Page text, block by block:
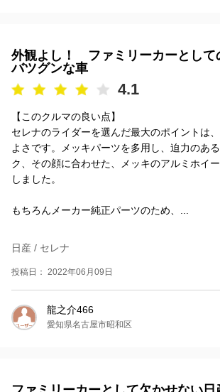
外観よし！ ファミリーカーとして
バツグンな車
4.1
【このクルマの良い点】
セレナのライダーを選んだ最大のポイントは
よさです。メッキパーツを多用し、迫力のあ
ク、その顔に合わせた、メッキのアルミホイ
しました。
もちろんメーカー純正パーツのため、...
日産 / セレナ
投稿日： 2022年06月09日
龍之介466
愛知県名古屋市昭和区